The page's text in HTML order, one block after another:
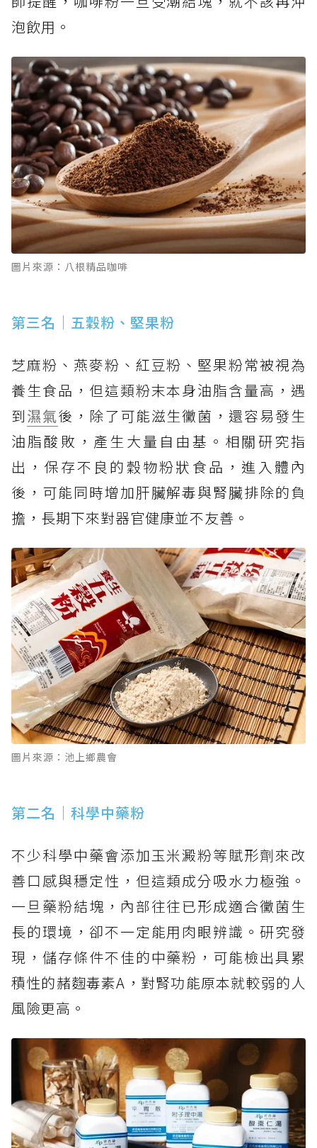
泡飲用。
圖片來源：八根精品咖啡
第三名｜五穀粉、堅果粉
芝麻粉、燕麥粉、紅豆粉、堅果粉常被視為
養生食品，但這類粉末本身油脂含量高，遇
到濕氣後，除了可能滋生黴菌，還容易發生
油脂酸敗，產生大量自由基。相關研究指
出，保存不良的穀物粉狀食品，進入體內
後，可能同時增加肝臟解毒與腎臟排除的負
擔，長期下來對器官健康並不友善。
圖片來源：池上鄉農會
第二名｜科學中藥粉
不少科學中藥會添加玉米澱粉等賦形劑來改
善口感與穩定性，但這類成分吸水力極強。
一旦藥粉結塊，內部往往已形成適合黴菌生
長的環境，卻不一定能用肉眼辨識。研究發
現，儲存條件不佳的中藥粉，可能檢出具累
積性的赭麴毒素A，對腎功能原本就較弱的人
風險更高。